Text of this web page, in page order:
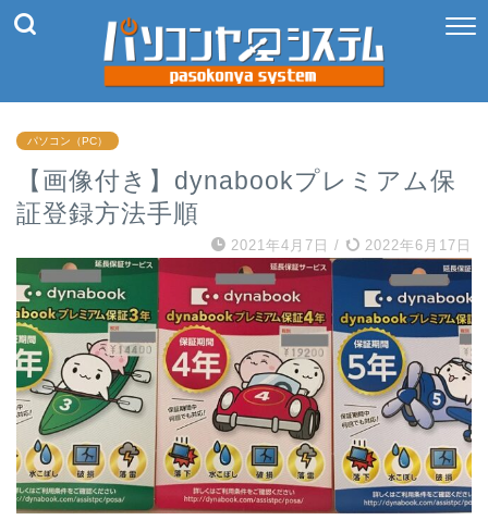
パソコン（PC）
【画像付き】dynabookプレミアム保
証登録方法手順
2021年4月7日 / 2022年6月17日